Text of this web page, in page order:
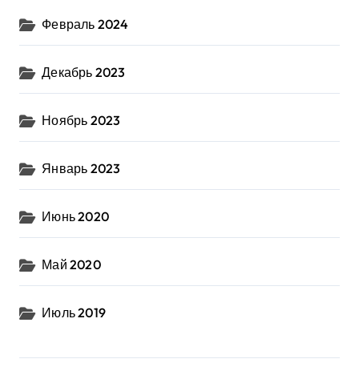
Февраль 2024
Декабрь 2023
Ноябрь 2023
Январь 2023
Июнь 2020
Май 2020
Июль 2019